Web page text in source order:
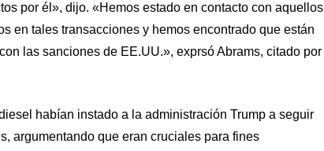
por él», dijo. «Hemos estado en contacto con aquellos
en tales transacciones y hemos encontrado que están
las sanciones de EE.UU.», exprsó Abrams, citado por
habían instado a la administración Trump a seguir
argumentando que eran cruciales para fines